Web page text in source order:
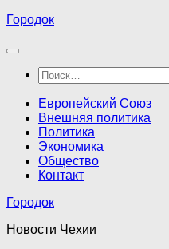
Перейти
содержимому
Городок
Найти:
Европейский Союз
Внешняя политика
Политика
Экономика
Общество
Контакт
Городок
Новости Чехии